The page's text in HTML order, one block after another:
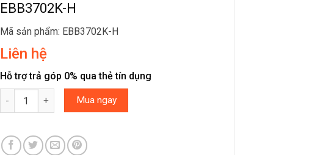
EBB3702K-H
Mã sản phẩm: EBB3702K-H
Liên hệ
Hỗ trợ trả góp 0% qua thẻ tín dụng
Tủ lạnh Electrolux Inverter 335 lít EBB3702K-H số lượng
Mua ngay